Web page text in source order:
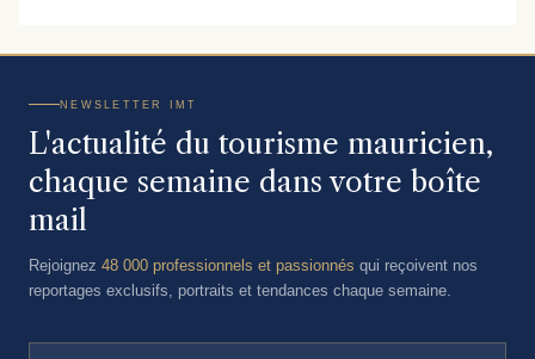
NEWSLETTER IMT
L'actualité du tourisme mauricien,
chaque semaine dans votre boîte
mail
Rejoignez 48 000 professionnels et passionnés qui reçoivent nos
reportages exclusifs, portraits et tendances chaque semaine.